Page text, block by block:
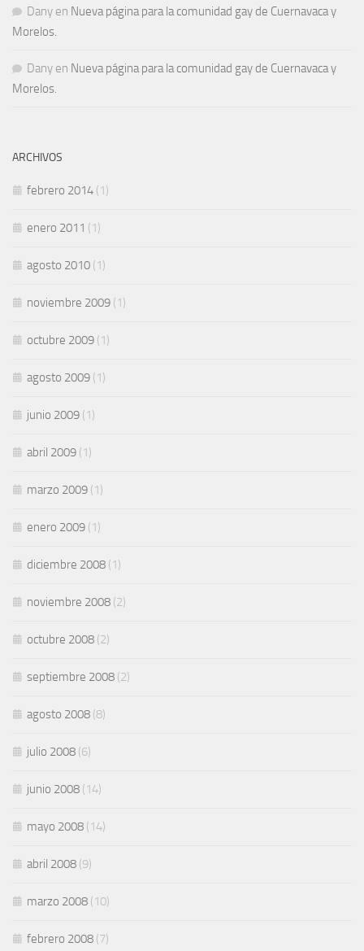
Dany en Nueva página para la comunidad gay de Cuernavaca y
Morelos.
Dany en Nueva página para la comunidad gay de Cuernavaca y
Morelos.
ARCHIVOS
febrero 2014 (1)
enero 2011 (1)
agosto 2010 (1)
noviembre 2009 (1)
octubre 2009 (1)
agosto 2009 (1)
junio 2009 (1)
abril 2009 (1)
marzo 2009 (1)
enero 2009 (1)
diciembre 2008 (1)
noviembre 2008 (2)
octubre 2008 (2)
septiembre 2008 (2)
agosto 2008 (8)
julio 2008 (6)
junio 2008 (14)
mayo 2008 (14)
abril 2008 (9)
marzo 2008 (10)
febrero 2008 (7)